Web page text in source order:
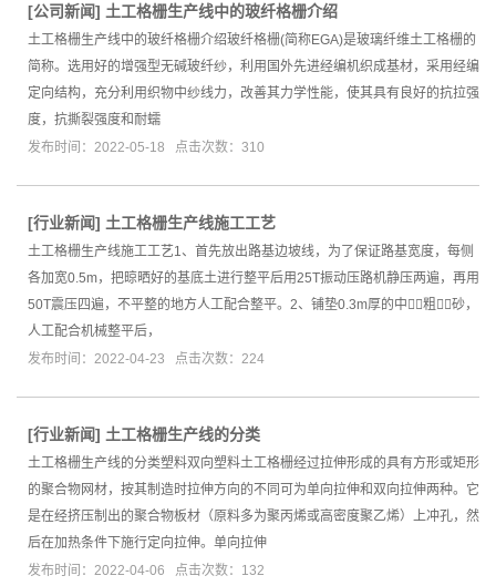
[公司新闻] 土工格栅生产线中的玻纤格栅介绍
土工格栅生产线中的玻纤格栅介绍玻纤格栅(简称EGA)是玻璃纤维土工格栅的
简称。选用好的增强型无碱玻纤纱，利用国外先进经编机织成基材，采用经编
定向结构，充分利用织物中纱线力，改善其力学性能，使其具有良好的抗拉强
度，抗撕裂强度和耐蠕
发布时间：2022-05-18 点击次数：310
[行业新闻] 土工格栅生产线施工工艺
土工格栅生产线施工工艺1、首先放出路基边坡线，为了保证路基宽度，每侧
各加宽0.5m，把晾晒好的基底土进行整平后用25T振动压路机静压两遍，再用
50T震压四遍，不平整的地方人工配合整平。2、铺垫0.3m厚的中（粗）砂，
人工配合机械整平后，
发布时间：2022-04-23 点击次数：224
[行业新闻] 土工格栅生产线的分类
土工格栅生产线的分类塑料双向塑料土工格栅经过拉伸形成的具有方形或矩形
的聚合物网材，按其制造时拉伸方向的不同可为单向拉伸和双向拉伸两种。它
是在经挤压制出的聚合物板材（原料多为聚丙烯或高密度聚乙烯）上冲孔，然
后在加热条件下施行定向拉伸。单向拉伸
发布时间：2022-04-06 点击次数：132